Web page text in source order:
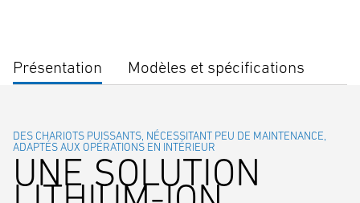
Présentation Modèles et spécifications
DES CHARIOTS PUISSANTS, NÉCESSITANT PEU DE MAINTENANCE,
ADAPTÉS AUX OPÉRATIONS EN INTÉRIEUR
UNE SOLUTION